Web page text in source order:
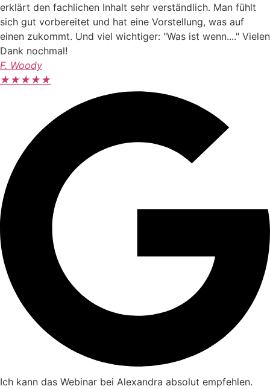
erklärt den fachlichen Inhalt sehr verständlich. Man fühlt
sich gut vorbereitet und hat eine Vorstellung, was auf
einen zukommt. Und viel wichtiger: "Was ist wenn...." Vielen
Dank nochmal!
F. Woody
★★★★★
Ich kann das Webinar bei Alexandra absolut empfehlen.